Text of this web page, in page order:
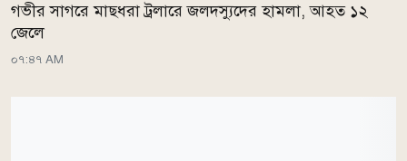
গভীর সাগরে মাছধরা ট্রলারে জলদস্যুদের হামলা, আহত ১২
জেলে
০৭:৪৭ AM